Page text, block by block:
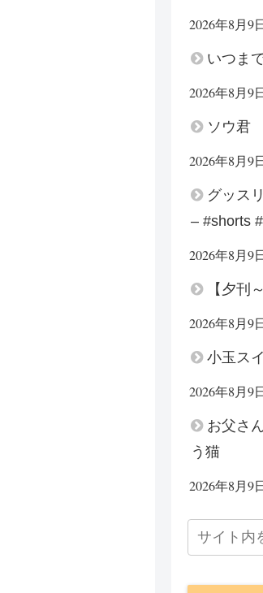
2026年8月9
いつま
2026年8月9
ソウ君
2026年8月9
グッス
– #shorts
2026年8月9
【夕刊
2026年8月9
小玉ス
2026年8月9
お父さ
う猫
2026年8月9